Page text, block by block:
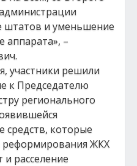
штатов и уменьшение
аппарата», –
участники решили
к Председателю
регионального
средств, которые
реформирования ЖКХ
расселение